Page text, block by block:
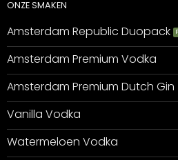
ONZE SMAKEN
Amsterdam Republic Duopack
Amsterdam Premium Vodka
Amsterdam Premium Dutch Gin
Vanilla Vodka
Watermeloen Vodka